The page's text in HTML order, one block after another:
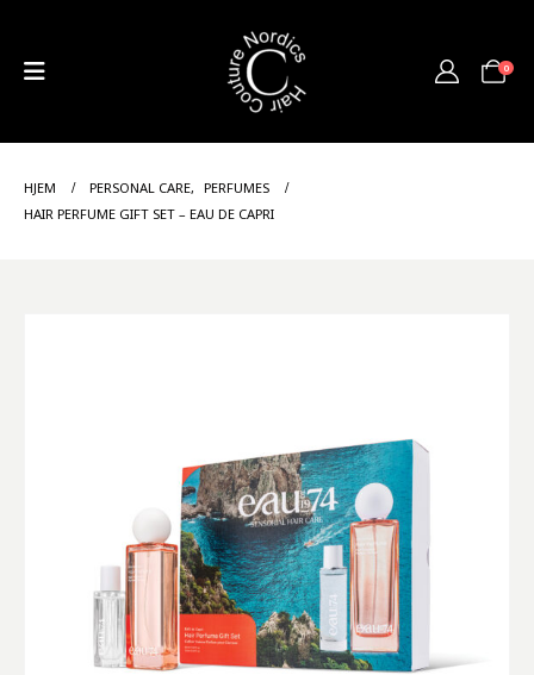
0
HJEM PERSONAL CARE, PERFUMES
HAIR PERFUME GIFT SET – EAU DE CAPRI